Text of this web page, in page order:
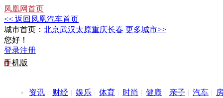
凤凰网首页
<< 返回凤凰汽车首页
城市首页： 北京武汉太原重庆长春 更多城市>>
您好！
登录注册
手机版
资讯 财经 娱乐 体育 时尚 健康 亲子 汽车